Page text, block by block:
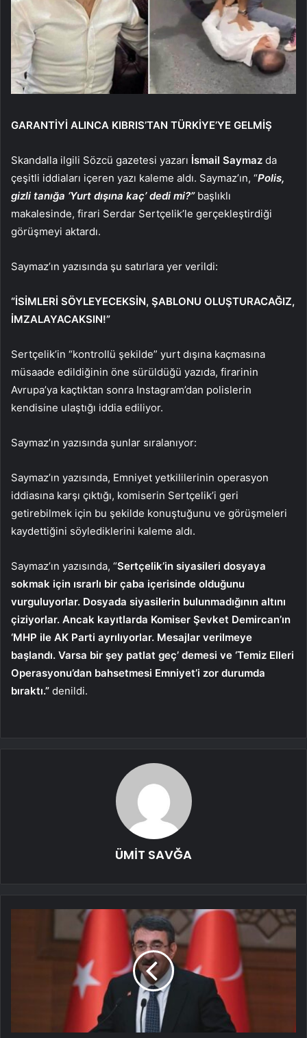
GARANTİYİ ALINCA KIBRIS’TAN TÜRKİYE’YE GELMİŞ
Skandalla ilgili Sözcü gazetesi yazarı İsmail Saymaz da
çeşitli iddiaları içeren yazı kaleme aldı. Saymaz’ın, “Polis,
gizli tanığa ‘Yurt dışına kaç’ dedi mi?”başlıklı
makalesinde, firari Serdar Sertçelik’le gerçekleştirdiği
görüşmeyi aktardı.
Saymaz’ın yazısında şu satırlara yer verildi:
“İSİMLERİ SÖYLEYECEKSİN, ŞABLONU OLUŞTURACAĞIZ,
İMZALAYACAKSIN!”
Sertçelik’in “kontrollü şekilde” yurt dışına kaçmasına
müsaade edildiğinin öne sürüldüğü yazıda, firarinin
Avrupa’ya kaçtıktan sonra Instagram’dan polislerin
kendisine ulaştığı iddia ediliyor.
Saymaz’ın yazısında şunlar sıralanıyor:
Saymaz’ın yazısında, Emniyet yetkililerinin operasyon
iddiasına karşı çıktığı, komiserin Sertçelik’i geri
getirebilmek için bu şekilde konuştuğunu ve görüşmeleri
kaydettiğini söylediklerini kaleme aldı.
Saymaz’ın yazısında, “Sertçelik’in siyasileri dosyaya
sokmak için ısrarlı bir çaba içerisinde olduğunu
vurguluyorlar. Dosyada siyasilerin bulunmadığının altını
çiziyorlar. Ancak kayıtlarda Komiser Şevket Demircan’ın
‘MHP ile AK Parti ayrılıyorlar. Mesajlar verilmeye
başlandı. Varsa bir şey patlat geç’ demesi ve ‘Temiz Elleri
Operasyonu’dan bahsetmesi Emniyet’i zor durumda
bıraktı.” denildi.
ÜMİT SAVĞA